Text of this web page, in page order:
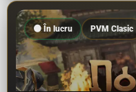
🟠 În lucru PVM Clasic